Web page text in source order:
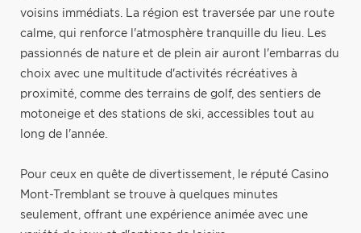
voisins immédiats. La région est traversée par une route
calme, qui renforce l'atmosphère tranquille du lieu. Les
passionnés de nature et de plein air auront l'embarras du
choix avec une multitude d'activités récréatives à
proximité, comme des terrains de golf, des sentiers de
motoneige et des stations de ski, accessibles tout au
long de l'année.
Pour ceux en quête de divertissement, le réputé Casino
Mont-Tremblant se trouve à quelques minutes
seulement, offrant une expérience animée avec une